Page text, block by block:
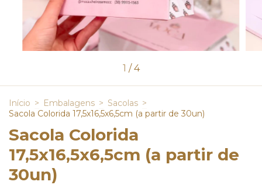
1 /4
Início > Embalagens > Sacolas >
Sacola Colorida 17,5x16,5x6,5cm (a partir de 30un)
Sacola Colorida
17,5x16,5x6,5cm (a partir de
30un)